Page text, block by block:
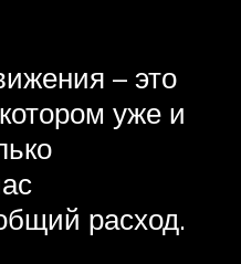
– это
уже и
расход.